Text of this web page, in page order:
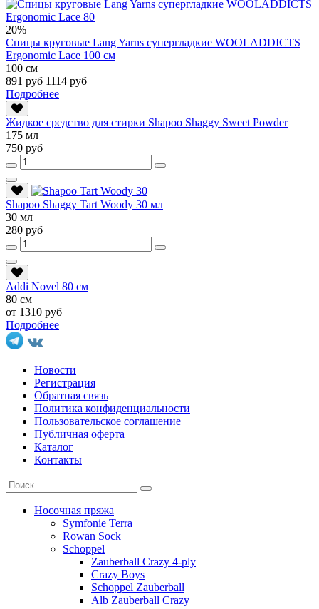
20%
Спицы круговые Lang Yarns супергладкие WOOLADDICTS
Ergonomic Lace 100 см
100 см
891 руб 1114 руб
Подробнее
Жидкое средство для стирки Shapoo Shaggy Sweet Powder
175 мл
750 руб
Shapoo Shaggy Tart Woody 30 мл
30 мл
280 руб
Addi Novel 80 см
80 см
от 1310 руб
Подробнее
Новости
Регистрация
Обратная связь
Политика конфиденциальности
Пользовательское соглашение
Публичная оферта
Каталог
Контакты
Носочная пряжа
Symfonie Terra
Rowan Sock
Schoppel
Zauberball Crazy 4-ply
Crazy Boys
Schoppel Zauberball
Alb Zauberball Crazy